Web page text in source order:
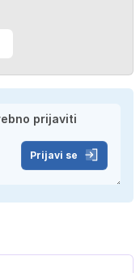
Prijavi se